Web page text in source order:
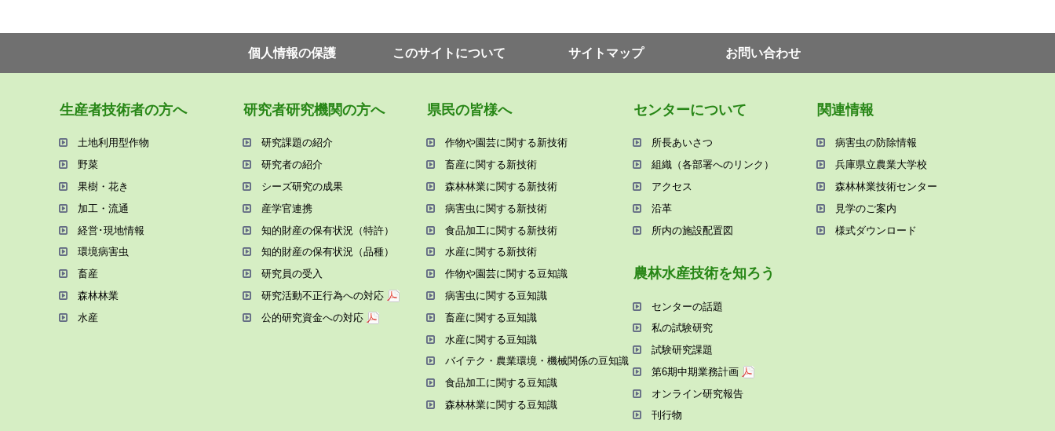
個⼈情報の保護 このサイトについて サイトマップ お問い合わせ
⽣産者技術者の⽅へ
⼟地利⽤型作物
野菜
果樹・花き
加⼯・流通
経営･現地情報
環境病害⾍
畜産
森林林業
⽔産
研究者研究機関の⽅へ
研究課題の紹介
研究者の紹介
シーズ研究の成果
産学官連携
知的財産の保有状況（特許）
知的財産の保有状況（品種）
研究員の受⼊
研究活動不正⾏為への対応
公的研究資金への対応
県⺠の皆様へ
作物や園芸に関する新技術
畜産に関する新技術
森林林業に関する新技術
病害⾍に関する新技術
⾷品加⼯に関する新技術
⽔産に関する新技術
作物や園芸に関する⾖知識
病害⾍に関する⾖知識
畜産に関する⾖知識
⽔産に関する⾖知識
バイテク・農業環境・機械関係の⾖知識
⾷品加⼯に関する⾖知識
森林林業に関する⾖知識
センターについて
所⻑あいさつ
組織（各部署へのリンク）
アクセス
沿⾰
所内の施設配置図
農林⽔産技術を知ろう
センターの話題
私の試験研究
試験研究課題
第6期中期業務計画
オンライン研究報告
刊⾏物
関連情報
病害⾍の防除情報
兵庫県⽴農業⼤学校
森林林業技術センター
⾒学のご案内
様式ダウンロード